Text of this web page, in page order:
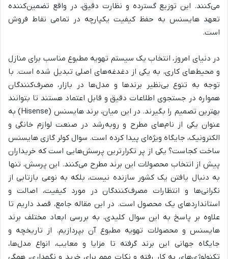
می‌کنند. این توزیع گسترده و نظارت دقیق، در واقع تضمین‌کننده
تعهد هایسنس به حفظ کیفیت یکپارچه در تمامی نقاط فروش
است.
در دنیای امروز، انتخاب یک سیستم تهویه مطبوع مناسب برای منازل
و محیط‌های کاری، به یکی از دغدغه‌های اصلی تبدیل شده است. با
توجه به تنوع بی‌نظیر برندها و مدل‌ها در بازار، مصرف‌کنندگان
همواره در جستجوی اطلاعات دقیق و قابل اعتماد هستند تا بتوانند
بهترین تصمیم را بگیرند. در این میان، برند هایسنس (Hisense) به
عنوان یکی از نام‌های مطرح و روبه‌رشد در صنعت لوازم خانگی و
الکترونیک، جایگاه ویژه‌ای پیدا کرده است. سوال کولر گازی هایسنس
ساخت کجاست؟ یکی از پر تکرارترین پرسش‌هایی است که خریداران
پیش از انتخاب محصولات این برند مطرح می‌کنند. این پرسش، تنها
به دنبال یافتن یک کشور سازنده نیست، بلکه به نوعی بازتابی از
نگرانی‌ها و انتظارات مصرف‌کنندگان در مورد کیفیت، اصالت و
استانداردهای یک محصول است. در این مقاله جامع، قصد داریم تا
علاوه بر پاسخ به این سوال کلیدی، به بررسی ابعاد مختلف برند
هایسنس و محصولات تهویه مطبوع آن بپردازیم. از تاریخچه و
جایگاه جهانی این برند گرفته تا مزایا و معایب، انواع مدل‌ها،
تکنولوژی‌های به کار رفته و نکات مهم برای خرید و نگهداری، همگی